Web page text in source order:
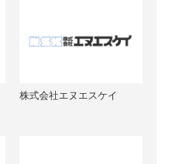
株式会社エヌエスケイ